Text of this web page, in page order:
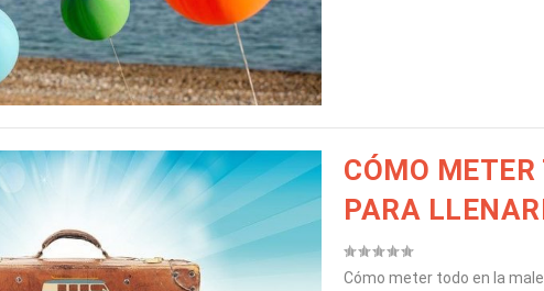
CÓMO
PARA
Cómo meter todo en la